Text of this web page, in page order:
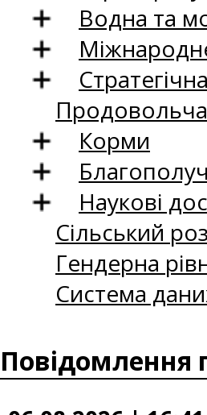
Водна та
Корми
Наукові
Сільський
Гендерна
Система
Повідомлення